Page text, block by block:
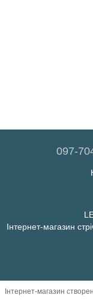
097-
Інтернет-магазин
Інтернет-магазин